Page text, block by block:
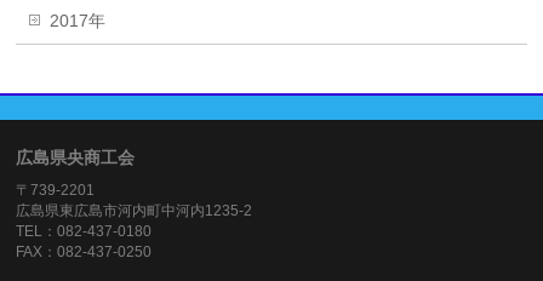
2017年
広島県央商工会
〒739-2201
広島県東広島市河内町中河内1235-2
TEL：082-437-0180
FAX：082-437-0250